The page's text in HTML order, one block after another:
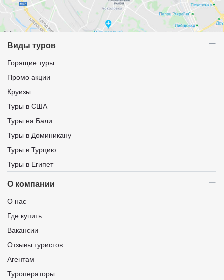
Виды туров
Горящие туры
Промо акции
Круизы
Туры в США
Туры на Бали
Туры в Доминикану
Туры в Турцию
Туры в Египет
О компании
О нас
Где купить
Вакансии
Отзывы туристов
Агентам
Туроператоры